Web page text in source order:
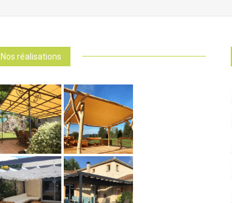
Nos réalisations